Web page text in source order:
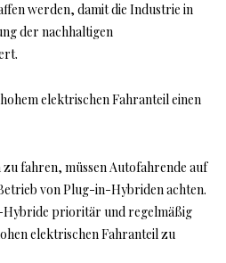
werden, damit die Industrie in
der nachhaltigen
elektrischen Fahranteil einen
fahren, müssen Autofahrende auf
von Plug-in-Hybriden achten.
Hybride prioritär und regelmäßig
elektrischen Fahranteil zu